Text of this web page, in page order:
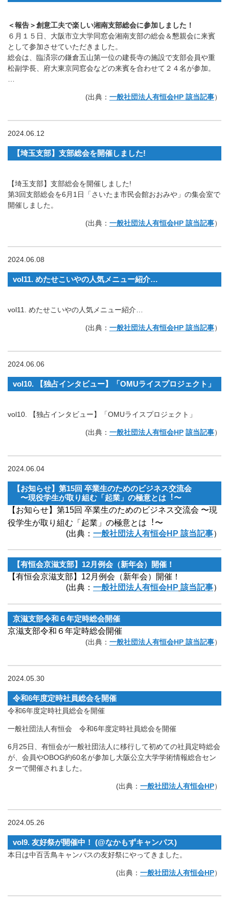
＜報告＞創意工夫で楽しい湘南支部総会に参加しました！
６月１５日、大阪市立大学同窓会湘南支部の総会＆懇親会に来賓
として参加させていただきました。
総会は、臨済宗の鎌倉五山第一位の建長寺の施設で支部会員や重
松副学長、府大東京同窓会などの来賓を合わせて２４名が参加。
…
(出典： 一般社団法人有恒会HP 該当記事）
2024.06.12
【埼玉支部】支部総会を開催しました!
【埼玉支部】支部総会を開催しました!
第3回支部総会を6月1日「さいたま市民会館おおみや」の集会室で
開催しました。
(出典： 一般社団法人有恒会HP 該当記事）
2024.06.08
vol11. めたせこいやの人気メニュー紹介…
vol11. めたせこいやの人気メニュー紹介…
(出典： 一般社団法人有恒会HP 該当記事）
2024.06.06
vol10. 【独占インタビュー】「OMUライスプロジェクト」
vol10. 【独占インタビュー】「OMUライスプロジェクト」
(出典： 一般社団法人有恒会HP 該当記事）
2024.06.04
【お知らせ】第15回 卒業⽣のためのビジネス交流会
〜現役学⽣が取り組む「起業」の極意とは︕〜
【お知らせ】第15回 卒業⽣のためのビジネス交流会 〜現
役学⽣が取り組む「起業」の極意とは︕〜
(出典： 一般社団法人有恒会HP 該当記事）
【有恒会京滋支部】12月例会（新年会）開催！
【有恒会京滋支部】12月例会（新年会）開催！
(出典： 一般社団法人有恒会HP 該当記事）
京滋支部令和６年定時総会開催
京滋支部令和６年定時総会開催
(出典： 一般社団法人有恒会HP 該当記事）
2024.05.30
令和6年度定時社員総会を開催
令和6年度定時社員総会を開催
一般社団法人有恒会 令和6年度定時社員総会を開催
6月25日、有恒会が一般社団法人に移行して初めての社員定時総会
が、会員やOBOG約60名が参加し大阪公立大学学術情報総合セン
ターで開催されました。
(出典： 一般社団法人有恒会HP）
2024.05.26
vol9. 友好祭が開催中！ (@なかもずキャンパス)
本日は中百舌鳥キャンパスの友好祭にやってきました。
(出典： 一般社団法人有恒会HP）